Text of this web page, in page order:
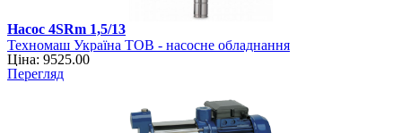
Насос 4SRm 1,5/13
Техномаш Україна ТОВ - насосне обладнання
Ціна: 9525.00
Перегляд